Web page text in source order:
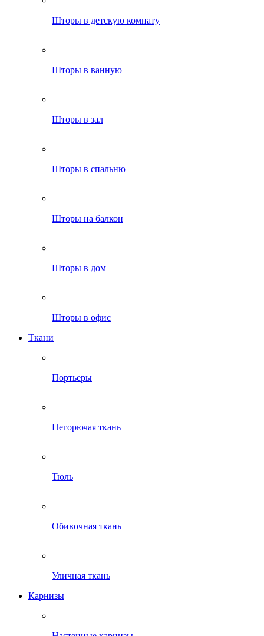
Шторы в детскую комнату
Шторы в ванную
Шторы в зал
Шторы в спальню
Шторы на балкон
Шторы в дом
Шторы в офис
Ткани
Портьеры
Негорючая ткань
Тюль
Обивочная ткань
Уличная ткань
Карнизы